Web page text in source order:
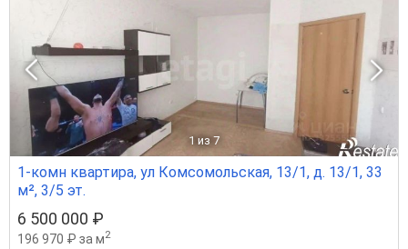
1 из 7
1-комн квартира, ул Комсомольская, 13/1, д. 13/1, 33
м², 3/5 эт.
6 500 000 ₽
196 970 ₽ за м2